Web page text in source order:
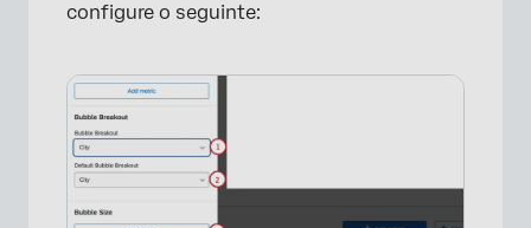
configure o seguinte: